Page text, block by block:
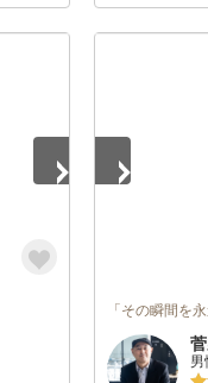
「その瞬間を